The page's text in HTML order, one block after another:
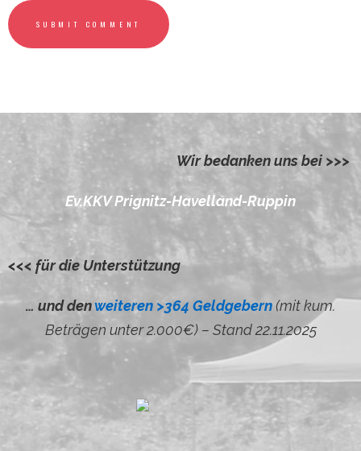
SUBMIT COMMENT
Wir bedanken uns bei >>>
Ev.KKV Prignitz-Havelland-Ruppin
<<< für die Unterstützung
… und denweiteren >364 Geldgebern(mit kum.
Beträgen unter 2.000€) – Stand 22.11.2025